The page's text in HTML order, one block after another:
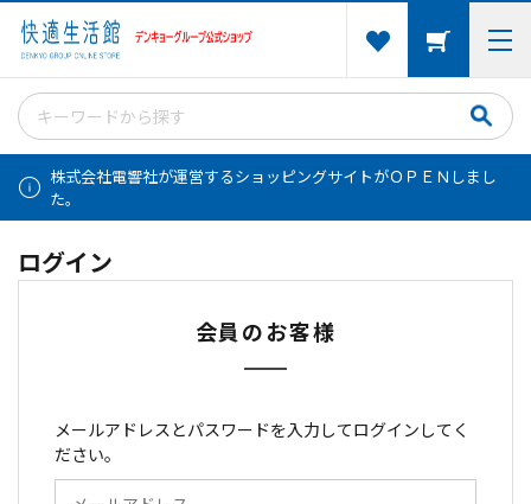
株式会社電響社が運営するショッピングサイトがＯＰＥＮしまし
た。
ログイン
会員のお客様
メールアドレスとパスワードを入力してログインしてく
ださい。